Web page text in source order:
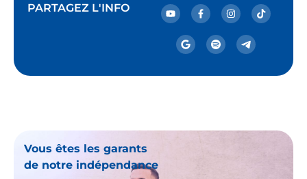
PARTAGEZ L'INFO
Vous êtes les garants
de notre indépendance